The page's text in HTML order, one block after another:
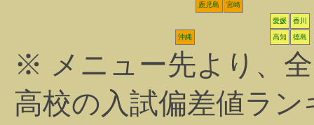
鹿児島 宮崎
愛媛 香川
沖縄 高知 徳島
※ メニュー先より、
高校の入試偏差値ラ